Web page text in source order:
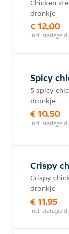
Chicken
drankje
€ 12,00
incl. statiegeld
Spicy
5 spicy
drankje
€ 10,50
incl. statiegeld
Crispy
Crispy
drankje
€ 11,95
incl. statiegeld